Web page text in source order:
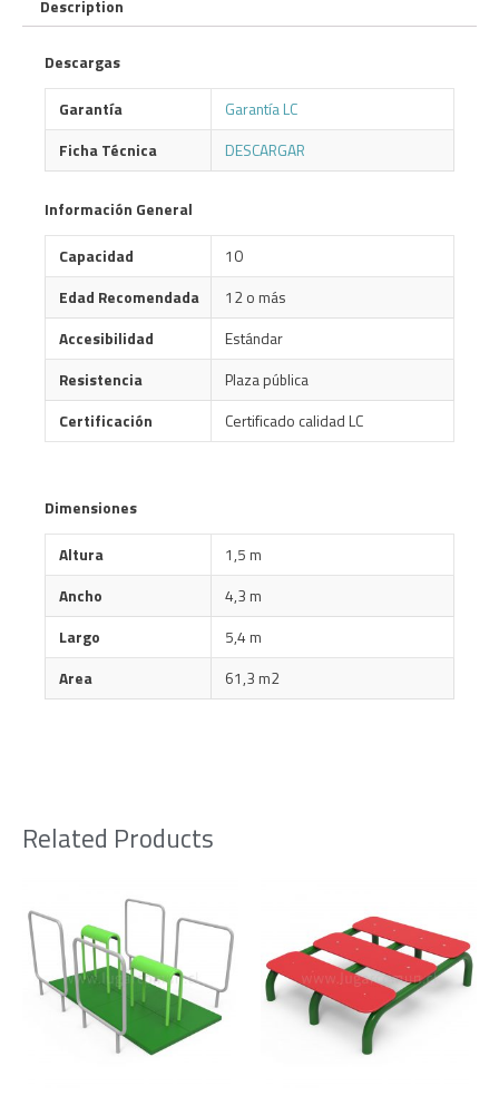
Description
Descargas
Garantía
Garantía LC
Ficha Técnica
DESCARGAR
Información General
Capacidad
10
Edad Recomendada
12 o más
Accesibilidad
Estándar
Resistencia
Plaza pública
Certificación
Certificado calidad LC
Dimensiones
Altura
1,5 m
Ancho
4,3 m
Largo
5,4 m
Area
61,3 m2
Related Products